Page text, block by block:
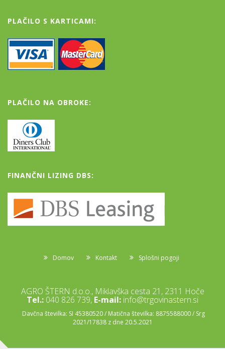
PLAČILO S KARTICAMI:
PLAČILO NA OBROKE:
FINANČNI LIZING DBS:
Domov Kontakt Splošni pogoji
AGRO ŠTERN d.o.o., Miklavška cesta 21, 2311 Hoče
Tel.: 040 826 739, E-mail: info@trgovinastern.si
Davčna številka: SI 45380520 / Matična številka: 8875588000 / Srg
2021/17838 z dne 20.5.2021